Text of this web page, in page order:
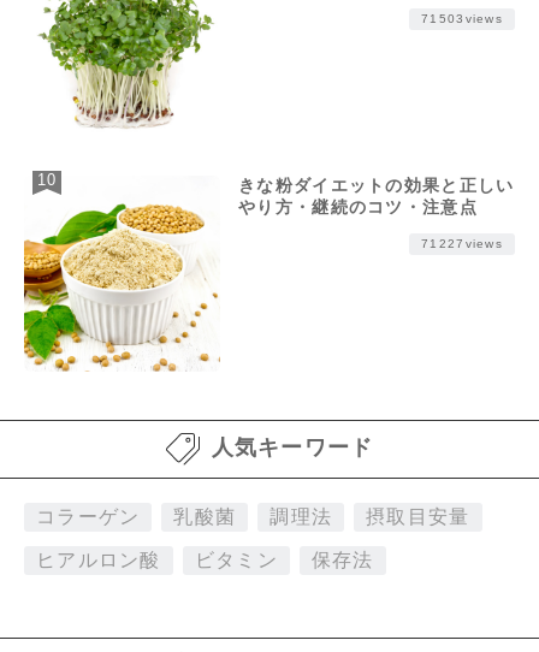
71503views
きな粉ダイエットの効果と正しい
やり方・継続のコツ・注意点
71227views
人気キーワード
コラーゲン 乳酸菌 調理法 摂取目安量
ヒアルロン酸 ビタミン 保存法